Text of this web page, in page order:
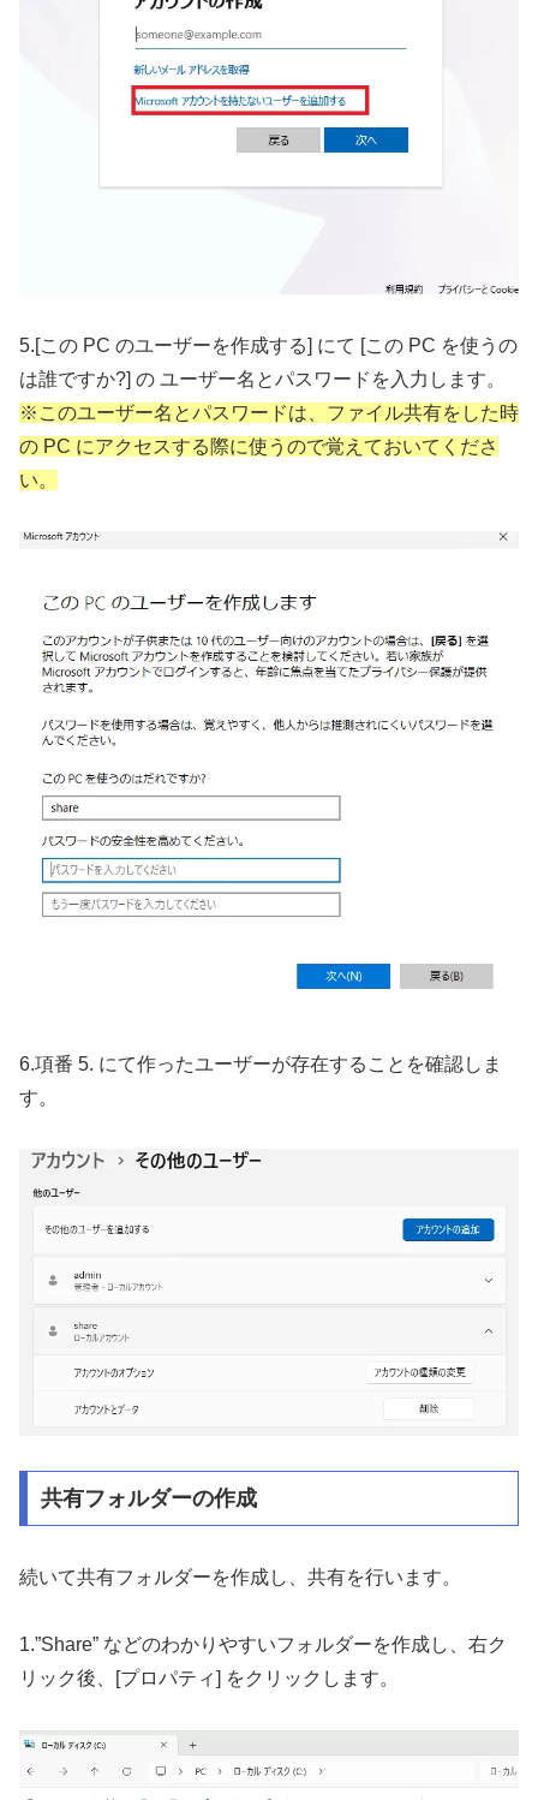
5.[この PC のユーザーを作成する] にて [この PC を使うの
は誰ですか?] の ユーザー名とパスワードを入力します。
※このユーザー名とパスワードは、ファイル共有をした時
の PC にアクセスする際に使うので覚えておいてくださ
い。
6.項番 5. にて作ったユーザーが存在することを確認しま
す。
共有フォルダーの作成
続いて共有フォルダーを作成し、共有を行います。
1.”Share” などのわかりやすいフォルダーを作成し、右ク
リック後、[プロパティ] をクリックします。